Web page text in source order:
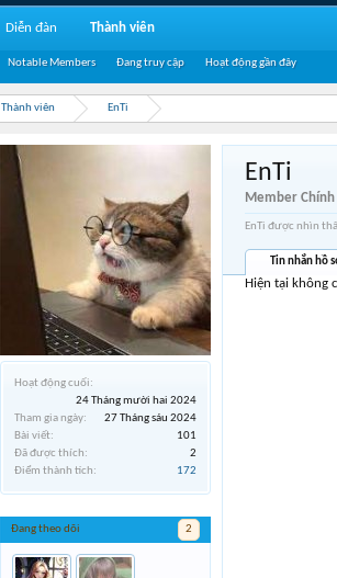
Thành viên EnTi
Hoạt động cuối:
24 Tháng mười hai 2024
Tham gia ngày:
27 Tháng sáu 2024
Bài viết:
101
Đã được thích:
2
Điểm thành tích:
172
Đang theo dõi 2
EnTi
Member Chính
EnTi được nhìn
Tin nhắn hồ
Hiện tại không
Diễn đàn Thành viên
Notable Members Đang truy cập Hoạt động gần đây